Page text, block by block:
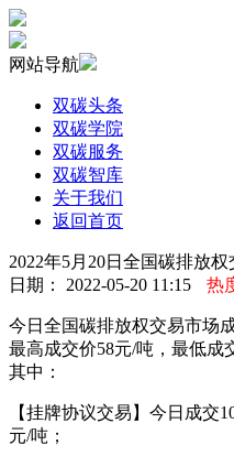
网站导航
双碳头条
双碳学院
双碳服务
双碳智库
关于我们
返回首页
2022年5月20日全国碳排放
日期： 2022-05-20 11:15
热
今日全国碳排放权交易市场
最高成交价58元/吨，最低成
其中：
【挂牌协议交易】今日成交
元/吨；